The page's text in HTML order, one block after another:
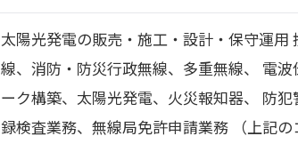
太陽光発電の販売・施工・設計・保守運用
線、消防・防災行政無線、多重無線、 電
ーク構築、太陽光発電、火災報知器、 防
録検査業務、無線局免許申請業務 （上記